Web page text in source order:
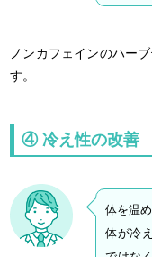
ノンカフェインのハー
す。
④ 冷え性の改善
体を温
体が冷